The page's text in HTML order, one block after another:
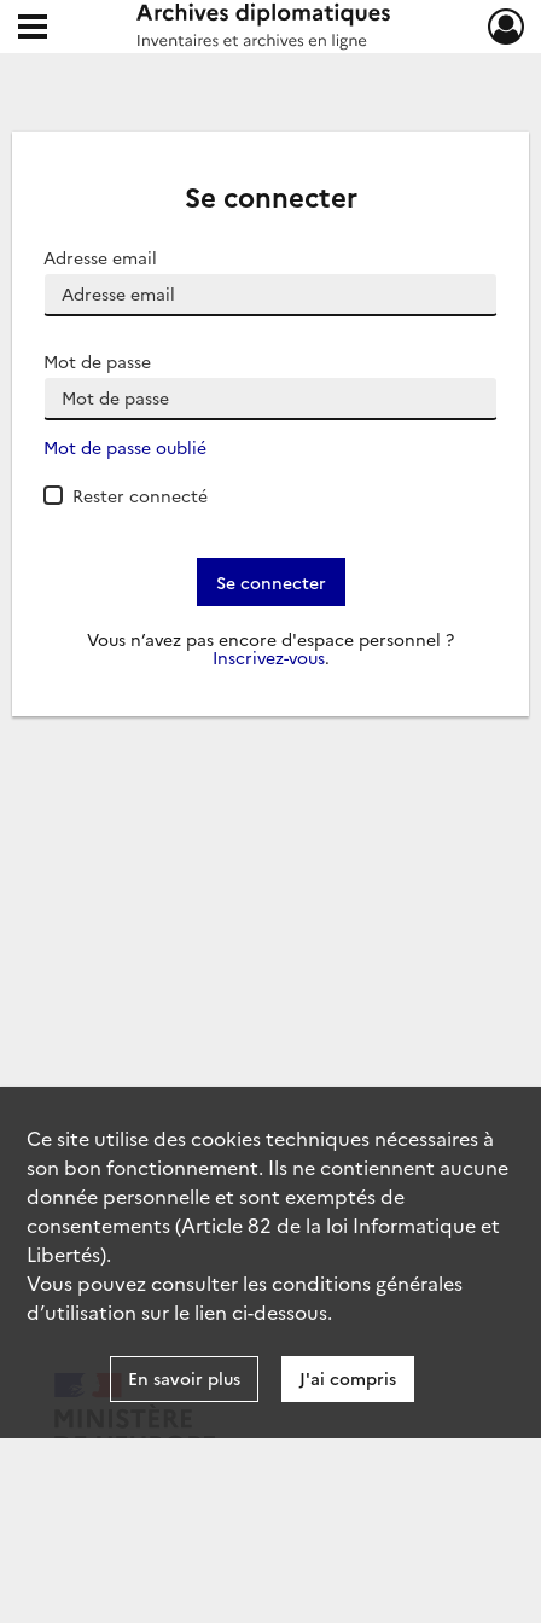
Archives diplomatiques
Ouvrir le menu déroulant
Se connecter
Adresse email
Mot de passe
Mot de passe oublié
Rester connecté
Se connecter
Vous n’avez pas encore d'espace personnel ?
Inscrivez-vous.
Ce site utilise descookiestechniques nécessaires à
son bon fonctionnement. Ils ne contiennent aucune
donnée personnelle et sont exemptés de
consentements (Article 82 de la loi Informatique et
Libertés).
Vous pouvez consulter les conditions générales
d’utilisation sur le lien ci-dessous.
En savoir plus J'ai compris